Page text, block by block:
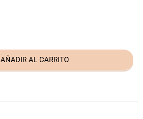
AÑADIR AL CARRITO